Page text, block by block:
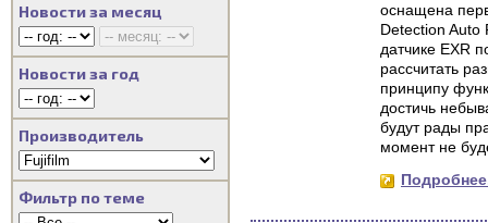
Новости за месяц
Новости за год
Производитель
Фильтр по теме
оснащена
Detection
датчике EXR
рассчитать
принципу
достичь
будут рады
момент не